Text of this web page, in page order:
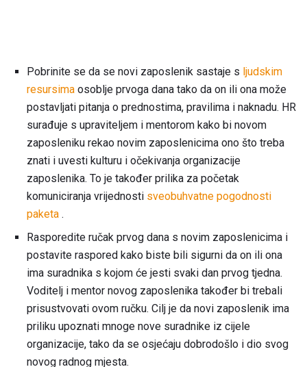
Pobrinite se da se novi zaposlenik sastaje s ljudskim
resursima osoblje prvoga dana tako da on ili ona može
postavljati pitanja o prednostima, pravilima i naknadu. HR
surađuje s upraviteljem i mentorom kako bi novom
zaposleniku rekao novim zaposlenicima ono što treba
znati i uvesti kulturu i očekivanja organizacije
zaposlenika. To je također prilika za početak
komuniciranja vrijednosti sveobuhvatne pogodnosti
paketa .
Rasporedite ručak prvog dana s novim zaposlenicima i
postavite raspored kako biste bili sigurni da on ili ona
ima suradnika s kojom će jesti svaki dan prvog tjedna.
Voditelj i mentor novog zaposlenika također bi trebali
prisustvovati ovom ručku. Cilj je da novi zaposlenik ima
priliku upoznati mnoge nove suradnike iz cijele
organizacije, tako da se osjećaju dobrodošlo i dio svog
novog radnog mjesta.